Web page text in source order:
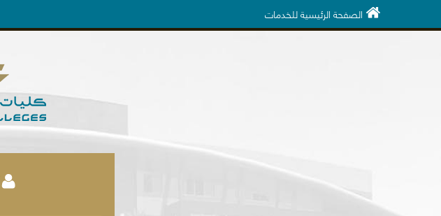
الصفحة الرئيسية للخدمات